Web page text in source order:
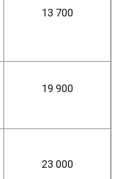
13 700
19 900
23 000